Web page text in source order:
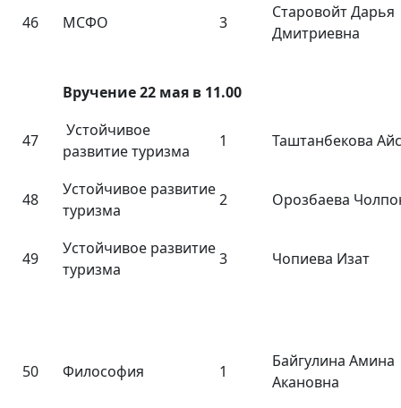
46 МСФО 3
Старовойт Дарья
Дмитриевна
Вручение 22 мая в 11.00
47
Устойчивое
развитие туризма
1 Таштанбекова
48
Устойчивое развитие
туризма
2 Орозбаева
49
Устойчивое развитие
туризма
3 Чопиева Изат
50 Философия 1
Байгулина Амина
Акановна